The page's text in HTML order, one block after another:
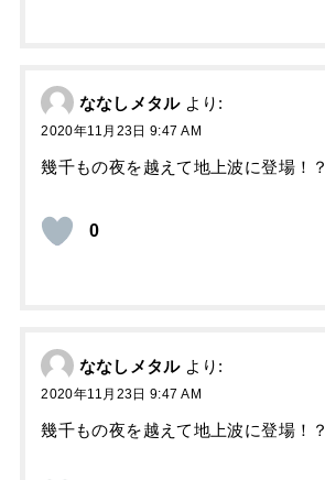
ななしメタル より:
2020年11月23日 9:47 AM
幾千もの夜を越えて地上波に登場！？
0
ななしメタル より:
2020年11月23日 9:47 AM
幾千もの夜を越えて地上波に登場！？